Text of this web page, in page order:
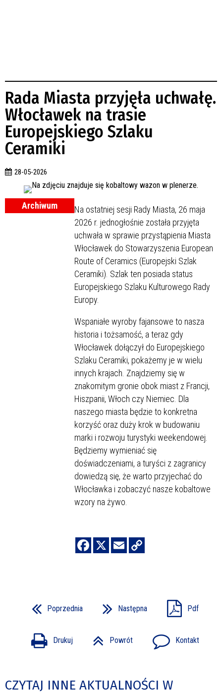
Rada Miasta przyjęła uchwałę.
Włocławek na trasie
Europejskiego Szlaku
Ceramiki
28-05-2026
Archiwum
Na ostatniej sesji Rady Miasta, 26 maja
2026 r. jednogłośnie została przyjęta
uchwała w sprawie przystąpienia Miasta
Włocławek do Stowarzyszenia European
Route of Ceramics (Europejski Szlak
Ceramiki). Szlak ten posiada status
Europejskiego Szlaku Kulturowego Rady
Europy.
Wspaniałe wyroby fajansowe to nasza
historia i tożsamość, a teraz gdy
Włocławek dołączył do Europejskiego
Szlaku Ceramiki, pokażemy je w wielu
innych krajach. Znajdziemy się w
znakomitym gronie obok miast z Francji,
Hiszpanii, Włoch czy Niemiec. Dla
naszego miasta będzie to konkretna
korzyść oraz duży krok w budowaniu
marki i rozwoju turystyki weekendowej.
Będziemy wymieniać się
doświadczeniami, a turyści z zagranicy
dowiedzą się, że warto przyjechać do
Włocławka i zobaczyć nasze kobaltowe
wzory na żywo.
Poprzednia Następna Pdf
Drukuj Powrót Kontakt
CZYTAJ INNE AKTUALNOŚCI W